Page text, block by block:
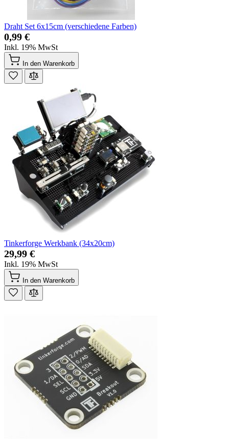
Draht Set 6x15cm (verschiedene Farben)
0,99 €
Inkl. 19% MwSt
In den Warenkorb
Tinkerforge Werkbank (34x20cm)
29,99 €
Inkl. 19% MwSt
In den Warenkorb